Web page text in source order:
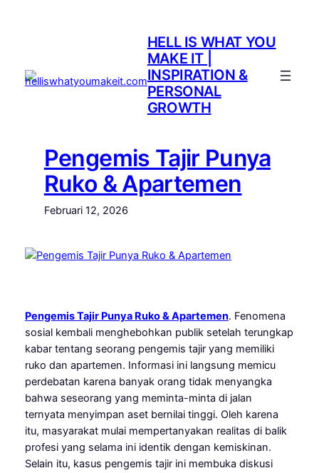
HELL IS WHAT YOU
MAKE IT |
INSPIRATION &
PERSONAL
GROWTH
Pengemis Tajir Punya
Ruko & Apartemen
Februari 12, 2026
Pengemis Tajir Punya Ruko & Apartemen. Fenomena
sosial kembali menghebohkan publik setelah terungkap
kabar tentang seorang pengemis tajir yang memiliki
ruko dan apartemen. Informasi ini langsung memicu
perdebatan karena banyak orang tidak menyangka
bahwa seseorang yang meminta-minta di jalan
ternyata menyimpan aset bernilai tinggi. Oleh karena
itu, masyarakat mulai mempertanyakan realitas di balik
profesi yang selama ini identik dengan kemiskinan.
Selain itu, kasus pengemis tajir ini membuka diskusi